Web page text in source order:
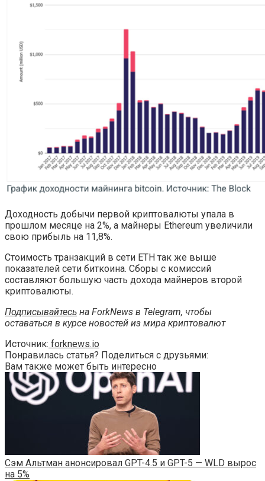
Доходность добычи первой криптовалюты упала в
прошлом месяце на 2%, а майнеры Ethereum увеличили
свою прибыль на 11,8%.
Стоимость транзакций в сети ЕТН так же выше
показателей сети биткоина. Сборы с комиссий
составляют большую часть дохода майнеров второй
криптовалюты.
Подписывайтесь на ForkNews в Telegram, чтобы
оставаться в курсе новостей из мира криптовалют
Источник: forknews.io
Понравилась статья? Поделиться с друзьями:
Вам также может быть интересно
Сэм Альтман анонсировал GPT-4.5 и GPT-5 — WLD вырос
на 5%